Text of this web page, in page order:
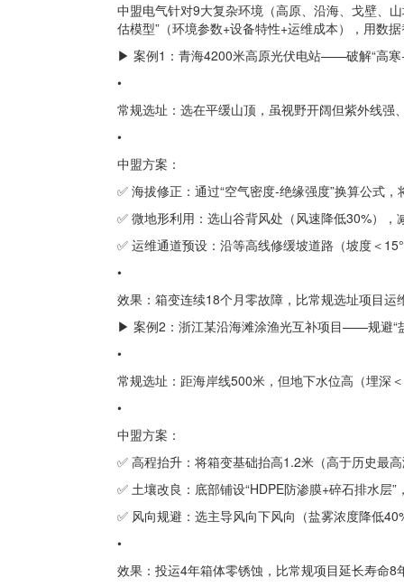
中盟电气针对9大复杂环境（高原、沿海、戈壁、
估模型”（环境参数+设备特性+运维成本），用数
▶ 案例1：青海4200米高原光伏电站——破解“高寒
•
常规选址：选在平缓山顶，虽视野开阔但紫外线
•
中盟方案：
✅ 海拔修正：通过“空气密度-绝缘强度”换算公式
✅ 微地形利用：选山谷背风处（风速降低30%），
✅ 运维通道预设：沿等高线修缓坡道路（坡度＜
•
效果：箱变连续18个月零故障，比常规选址项目运
▶ 案例2：浙江某沿海滩涂渔光互补项目——规避“
•
常规选址：距海岸线500米，但地下水位高（埋深
•
中盟方案：
✅ 高程抬升：将箱变基础抬高1.2米（高于历史最
✅ 土壤改良：底部铺设“HDPE防渗膜+碎石排水层
✅ 风向规避：选主导风向下风向（盐雾浓度降低
•
效果：投运4年箱体零锈蚀，比常规项目延长寿命8